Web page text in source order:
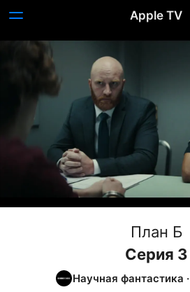
Apple TV
План Б
Серия 3
Научная фантастика ·